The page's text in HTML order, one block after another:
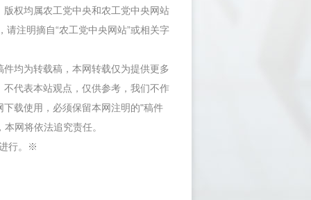
权均属农工党中央和农工党中央网站
注明摘自“农工党中央网站”或相关字
均为转载稿，本网转载仅为提供更多
代表本站观点，仅供参考，我们不作
载使用，必须保留本网注明的"稿件
网将依法追究责任。
行。※